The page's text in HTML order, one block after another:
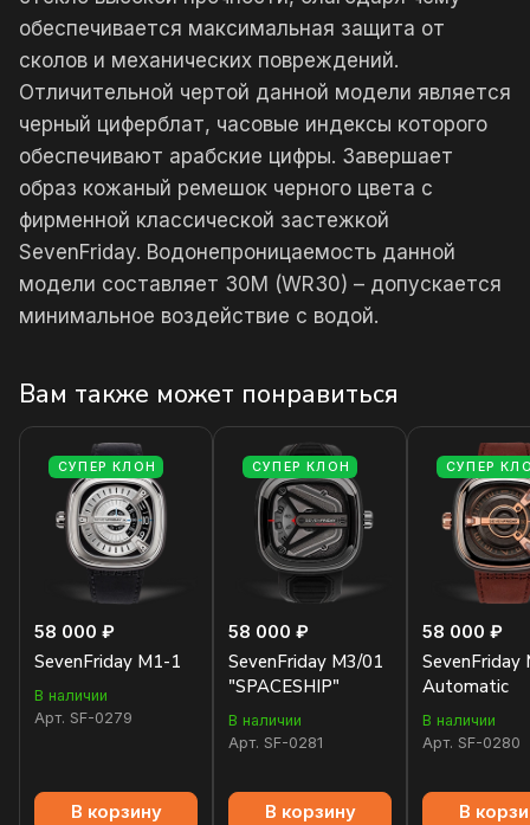
обеспечивается максимальная защита от
сколов и механических повреждений.
Отличительной чертой данной модели является
черный циферблат, часовые индексы которого
обеспечивают арабские цифры. Завершает
образ кожаный ремешок черного цвета с
фирменной классической застежкой
SevenFriday. Водонепроницаемость данной
модели составляет 30М (WR30) – допускается
минимальное воздействие с водой.
Вам также может понравиться
СУПЕР КЛОН
58 000 ₽
SevenFriday M1-1
В наличии
Арт. SF-0279
В корзину
СУПЕР КЛОН
58 000 ₽
SevenFriday M3/01
"SPACESHIP"
В наличии
Арт. SF-0281
В корзину
СУПЕР
58 000 ₽
SevenFriday
Automatic
В наличии
Арт. SF-0280
В